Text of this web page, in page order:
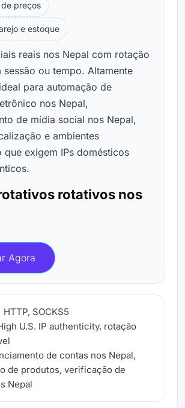
preços
e estoque
reais nos Nepal com rotação
sessão ou tempo. Altamente
para automação de
nos Nepal,
de mídia social nos Nepal,
e ambientes
que exigem IPs domésticos
rotativos nos
Agora
HTTP, SOCKS5
U.S. IP authenticity, rotação
de contas nos Nepal,
de produtos, verificação de
Nepal